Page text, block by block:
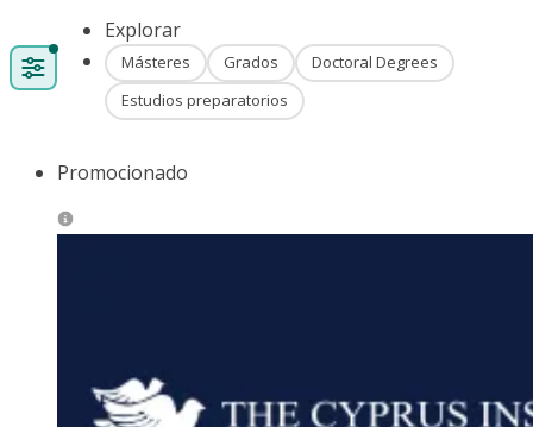
Explorar
Másteres Grados
Doctoral Degrees
Estudios preparatorios
Promocionado